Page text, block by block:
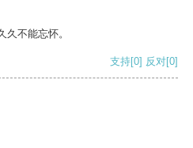
不能忘怀。
支持[0] 反对[0]